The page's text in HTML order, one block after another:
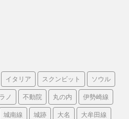
イタリア スクンビット ソウル
ノ 不動院 丸の内 伊勢崎線
城南線 城跡 大名 大牟田線